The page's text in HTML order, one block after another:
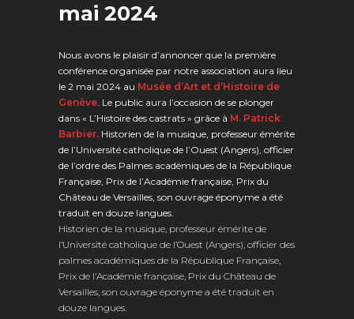
mai 2024
Nous avons le plaisir d’annoncer que la première
conférence organisée par notre association aura lieu
le 2 mai 2024 au Musée d’Art et d’Histoire de
Genève. Le public aura l’occasion de se plonger
dans « L’Histoire des castrats » grâce à M. Patrick
Barbier. Historien de la musique, professeur émérite
de l’Université catholique de l’Ouest (Angers), officier
de l’ordre des Palmes académiques de la République
Française, Prix de l’Académie française, Prix du
Château de Versailles, son ouvrage éponyme a été
traduit en douze langues.
Historien de la musique, professeur émérite de
l’Université catholique de l’Ouest (Angers), officier des
palmes académiques de la République Française,
Prix de l’Académie française, Prix du Château de
Versailles, son ouvrage éponyme a été traduit en
douze langues.